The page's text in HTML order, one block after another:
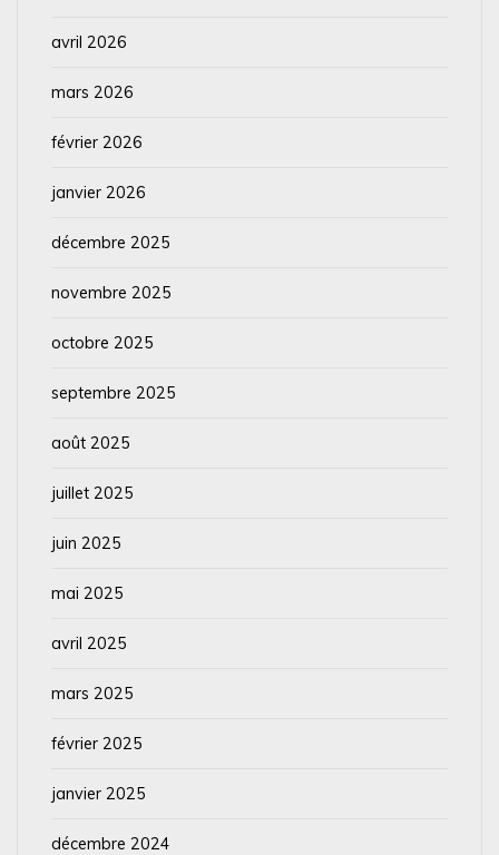
avril 2026
mars 2026
février 2026
janvier 2026
décembre 2025
novembre 2025
octobre 2025
septembre 2025
août 2025
juillet 2025
juin 2025
mai 2025
avril 2025
mars 2025
février 2025
janvier 2025
décembre 2024